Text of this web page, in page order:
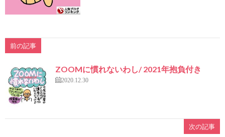
前の記事
ZOOMに慣れないわし/ 2021年抱負付き
2020.12.30
次の記事